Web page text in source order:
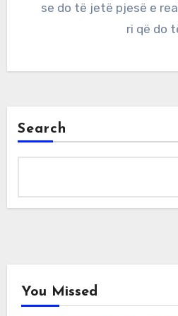
se do të jetë pjesë e
ri që do
Search
You Missed